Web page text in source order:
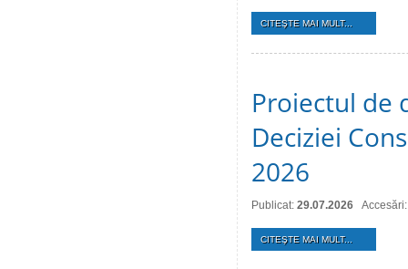
CITEŞTE MAI MULT...
Proiectul de
Deciziei
2026
Publicat: 29.07.2026
CITEŞTE MAI MULT...